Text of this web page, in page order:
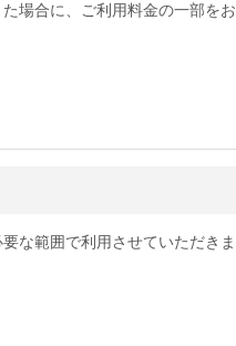
場合に、ご利用料金の一部をお
な範囲で利用させていただきま